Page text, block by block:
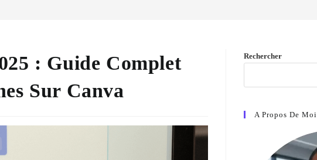
: Guide Complet
Sur Canva
Rechercher
A Propos De Moi